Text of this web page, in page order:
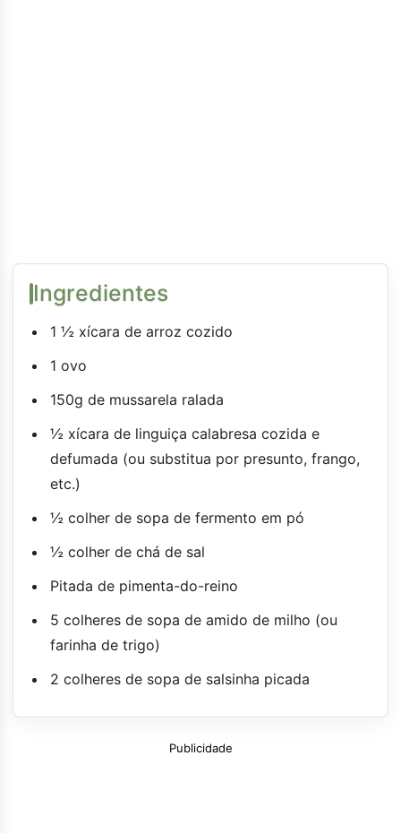
Ingredientes
1 ½ xícara de arroz cozido
1 ovo
150g de mussarela ralada
½ xícara de linguiça calabresa cozida e
defumada (ou substitua por presunto, frango,
etc.)
½ colher de sopa de fermento em pó
½ colher de chá de sal
Pitada de pimenta-do-reino
5 colheres de sopa de amido de milho (ou
farinha de trigo)
2 colheres de sopa de salsinha picada
Publicidade